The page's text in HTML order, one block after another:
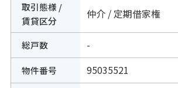
取引態様 /
賃貸区分
仲介 / 定期借家権
総戸数 -
物件番号 95035521